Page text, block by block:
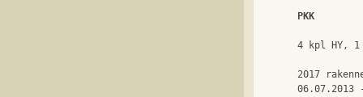
PKK
4 kpl HY, 1
2017